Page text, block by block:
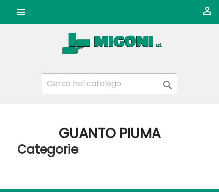
 

GUANTO PIUMA
Categorie